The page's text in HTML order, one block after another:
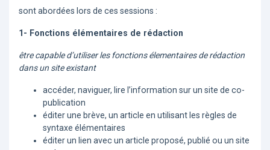
sont abordées lors de ces sessions :
1- Fonctions élémentaires de rédaction
être capable d’utiliser les fonctions élementaires de rédaction
dans un site existant
accéder, naviguer, lire l’information sur un site de co-
publication
éditer une brève, un article en utilisant les règles de
syntaxe élémentaires
éditer un lien avec un article proposé, publié ou un site